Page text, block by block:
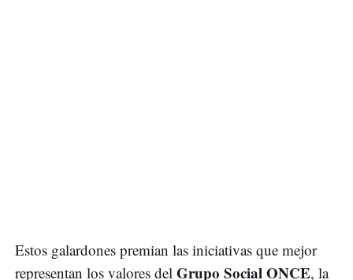
Estos galardones premian las iniciativas que mejor
representan los valores del Grupo Social ONCE, la